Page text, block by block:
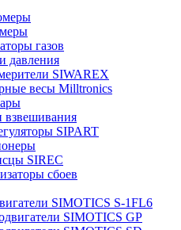
газов
давления
SIWAREX
весы Milltronics
взвешивания
SIPART
SIREC
сбоев
SIMOTICS S-1FL6
SIMOTICS GP